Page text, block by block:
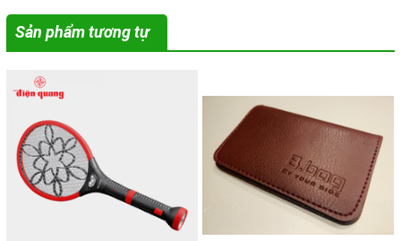
Sản phẩm tương tự